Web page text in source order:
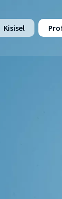
Kisisel